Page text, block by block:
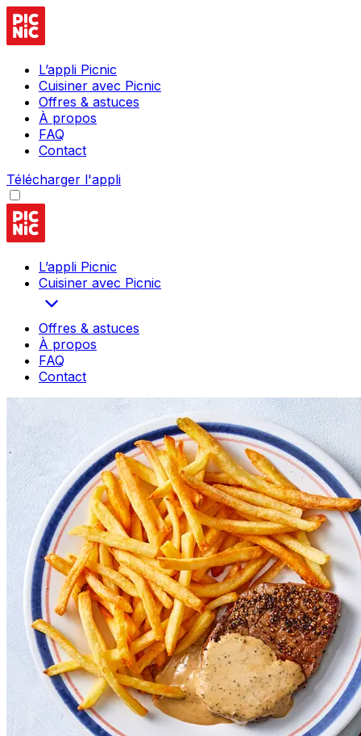
L’appli Picnic
Cuisiner avec Picnic
Offres & astuces
À propos
FAQ
Contact
Télécharger l'appli
L’appli Picnic
Cuisiner avec Picnic
Offres & astuces
À propos
FAQ
Contact